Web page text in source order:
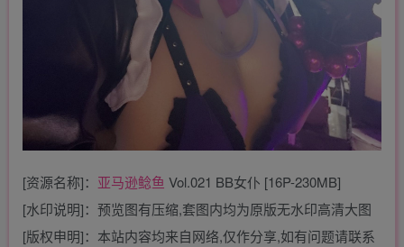
[资源名称]： 亚马逊鲶鱼 Vol.021 BB女仆 [16P-230MB]
[水印说明]：预览图有压缩,套图内均为原版无水印高清大图
[版权申明]：本站内容均来自网络,仅作分享,如有问题请联系